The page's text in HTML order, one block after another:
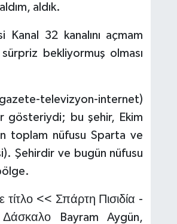
aldık.
32 kanalını açmam
bekliyormuş olması
televizyon-internet)
gösteriydi; bu şehir, Ekim
toplam nüfusu Sparta ve
Şehirdir ve bugün nüfusu
<< Σπάρτη Πισιδία -
Bayram Aygün,